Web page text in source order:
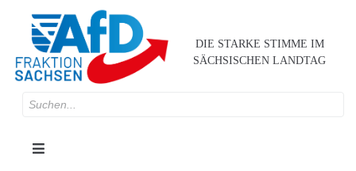
DIE STARKE STIMME IM
SÄCHSISCHEN LANDTAG